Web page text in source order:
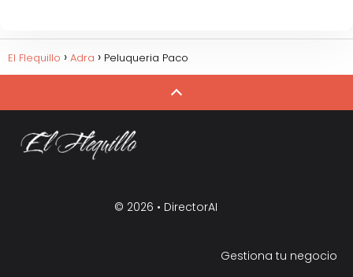
El Flequillo Adra Peluqueria Paco
© 2026 • DirectorAI
Gestiona tu negocio